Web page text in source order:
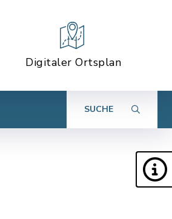
Digitaler Ortsplan
SUCHE